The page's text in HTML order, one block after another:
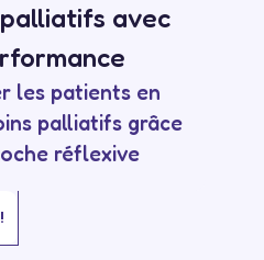
avec
les patients en
palliatifs grâce
réflexive